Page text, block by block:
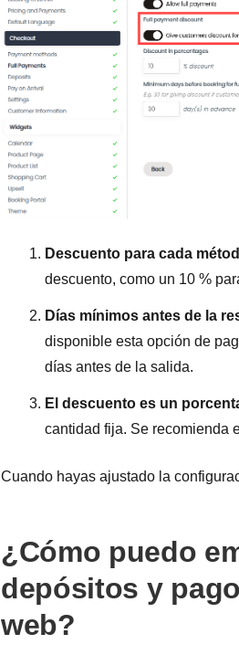
Descuento para cada
descuento, como un 10 %
Días mínimos antes de la
disponible esta opción de
días antes de la salida.
El descuento es un
cantidad fija. Se recomienda
Cuando hayas ajustado la
¿Cómo puedo
depósitos y
web?